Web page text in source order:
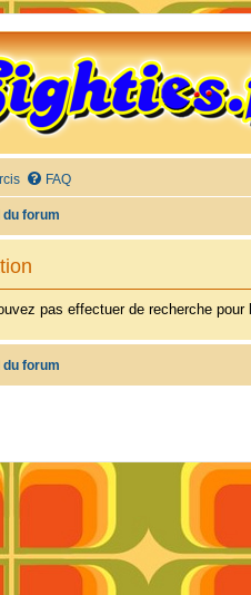
FAQ
forum
pas effectuer de recherche
forum